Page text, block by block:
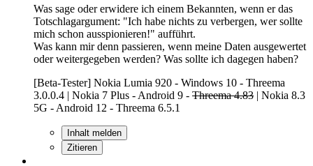
Was sage oder erwidere ich einem Bekannten, wenn er das
Totschlagargument: "Ich habe nichts zu verbergen, wer sollte
mich schon ausspionieren!" aufführt.
Was kann mir denn passieren, wenn meine Daten ausgewertet
oder weitergegeben werden? Was sollte ich dagegen haben?
[Beta-Tester] Nokia Lumia 920 - Windows 10 - Threema
3.0.0.4 | Nokia 7 Plus - Android 9 - Threema 4.83 | Nokia 8.3
5G - Android 12 - Threema 6.5.1
Inhalt melden
Zitieren